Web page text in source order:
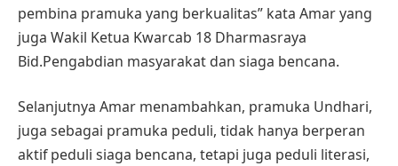
pembina pramuka yang berkualitas” kata Amar yang
juga Wakil Ketua Kwarcab 18 Dharmasraya
Bid.Pengabdian masyarakat dan siaga bencana.
Selanjutnya Amar menambahkan, pramuka Undhari,
juga sebagai pramuka peduli, tidak hanya berperan
aktif peduli siaga bencana, tetapi juga peduli literasi,